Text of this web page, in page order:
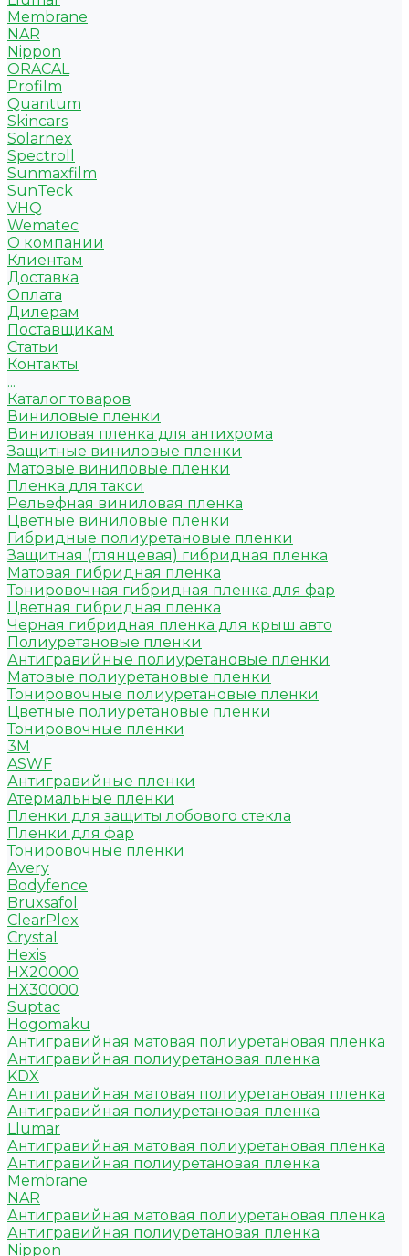
Membrane
NAR
Nippon
ORACAL
Profilm
Quantum
Skincars
Solarnex
Spectroll
Sunmaxfilm
SunTeck
VHQ
Wematec
О компании
Клиентам
Доставка
Оплата
Дилерам
Поставщикам
Статьи
Контакты
...
Каталог товаров
Виниловые пленки
Виниловая пленка для антихрома
Защитные виниловые пленки
Матовые виниловые пленки
Пленка для такси
Рельефная виниловая пленка
Цветные виниловые пленки
Гибридные полиуретановые пленки
Защитная (глянцевая) гибридная пленка
Матовая гибридная пленка
Тонировочная гибридная пленка для фар
Цветная гибридная пленка
Черная гибридная пленка для крыш авто
Полиуретановые пленки
Антигравийные полиуретановые пленки
Матовые полиуретановые пленки
Тонировочные полиуретановые пленки
Цветные полиуретановые пленки
Тонировочные пленки
3M
ASWF
Антигравийные пленки
Атермальные пленки
Пленки для защиты лобового стекла
Пленки для фар
Тонировочные пленки
Avery
Bodyfence
Bruxsafol
ClearPlex
Crystal
Hexis
HX20000
HX30000
Suptac
Hogomaku
Антигравийная матовая полиуретановая пленка
Антигравийная полиуретановая пленка
KDX
Антигравийная матовая полиуретановая пленка
Антигравийная полиуретановая пленка
Llumar
Антигравийная матовая полиуретановая пленка
Антигравийная полиуретановая пленка
Membrane
NAR
Антигравийная матовая полиуретановая пленка
Антигравийная полиуретановая пленка
Nippon